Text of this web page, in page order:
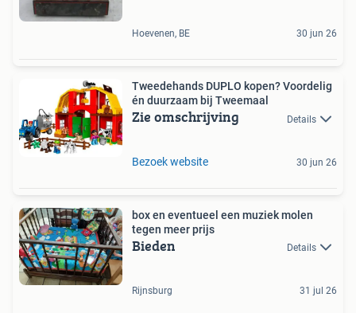
Hoevenen, BE 30 jun 26
Tweedehands DUPLO kopen? Voordelig
én duurzaam bij Tweemaal
Zie omschrijving Details
Bezoek website 30 jun 26
box en eventueel een muziek molen
tegen meer prijs
Bieden Details
Rijnsburg 31 jul 26